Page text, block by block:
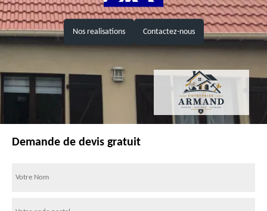
Nos realisations Contactez-nous
Demande de devis gratuit